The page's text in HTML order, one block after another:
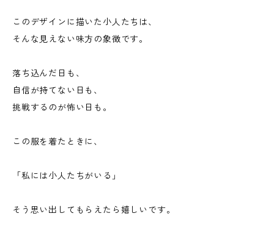
このデザインに描いた小人たちは、
そんな見えない味方の象徴です。
落ち込んだ日も、
自信が持てない日も、
挑戦するのが怖い日も。
この服を着たときに、
「私には小人たちがいる」
そう思い出してもらえたら嬉しいです。